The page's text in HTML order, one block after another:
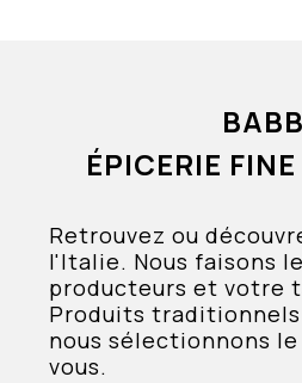
ÉPICERIE
Retrouvez ou
l'Italie. Nous faisons
producteurs et votre
Produits
nous sélectionnons
vous.